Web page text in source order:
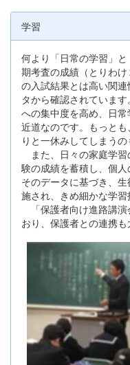
学習
何より「日常の学習」
期考査の成績（とりわ
の入試結果とは高い関
タから確認されていま
への集中度を高め、日
近道なのです。もっと
りと一休みしてしまうの
また、日々の家庭学
験の成績を蓄積し、個人
そのデータに基づき、
施され、きめ細かな学
「保護者向け進路講演
おり、保護者との連携も